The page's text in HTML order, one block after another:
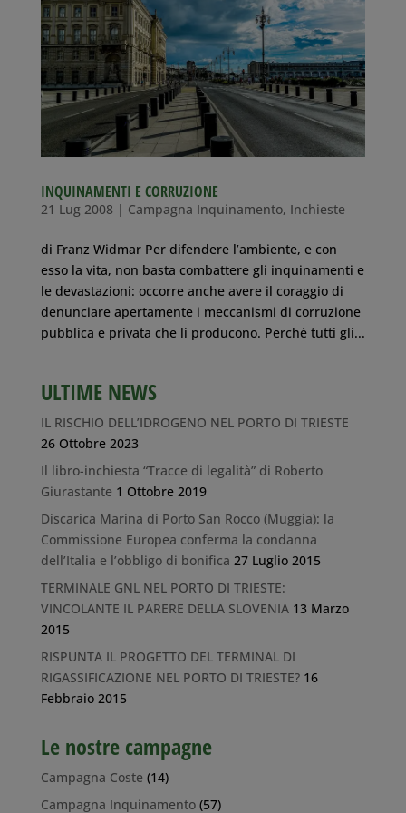
INQUINAMENTI E CORRUZIONE
21 Lug 2008 | Campagna Inquinamento, Inchieste
di Franz Widmar Per difendere l’ambiente, e con
esso la vita, non basta combattere gli inquinamenti e
le devastazioni: occorre anche avere il coraggio di
denunciare apertamente i meccanismi di corruzione
pubblica e privata che li producono. Perché tutti gli...
ULTIME NEWS
IL RISCHIO DELL’IDROGENO NEL PORTO DI TRIESTE
26 Ottobre 2023
Il libro-inchiesta “Tracce di legalità” di Roberto
Giurastante 1 Ottobre 2019
Discarica Marina di Porto San Rocco (Muggia): la
Commissione Europea conferma la condanna
dell’Italia e l’obbligo di bonifica 27 Luglio 2015
TERMINALE GNL NEL PORTO DI TRIESTE:
VINCOLANTE IL PARERE DELLA SLOVENIA 13 Marzo
2015
RISPUNTA IL PROGETTO DEL TERMINAL DI
RIGASSIFICAZIONE NEL PORTO DI TRIESTE? 16
Febbraio 2015
Le nostre campagne
Campagna Coste (14)
Campagna Inquinamento(57)